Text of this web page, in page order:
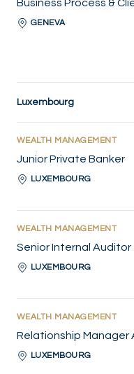
Business Process &
GENEVA
Luxembourg
Junior Private Banker
WEALTH MANAGEMENT
LUXEMBOURG
Senior Internal Auditor
WEALTH MANAGEMENT
LUXEMBOURG
Relationship Manager
WEALTH MANAGEMENT
LUXEMBOURG